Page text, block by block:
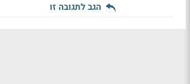
הגב לתגובה זו